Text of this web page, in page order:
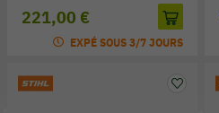
221,00 €
EXPÉ SOUS 3/7 JOURS